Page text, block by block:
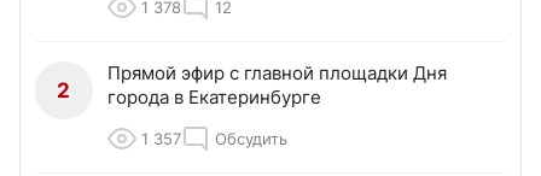
1 378 12
2
Прямой эфир с главной площадки Дня
города в Екатеринбурге
1 357 Обсудить